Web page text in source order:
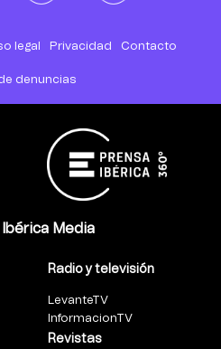
legal Privacidad Contacto
denuncias
Media
Radio y televisión
LevanteTV
InformacionTV
Revistas